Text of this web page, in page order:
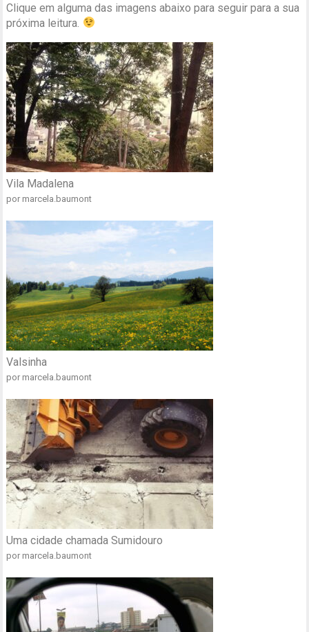
Clique em alguma das imagens abaixo para seguir para a sua
próxima leitura.
Vila Madalena
por marcela.baumont
Valsinha
por marcela.baumont
Uma cidade chamada Sumidouro
por marcela.baumont